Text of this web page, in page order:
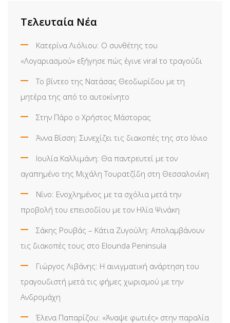
Τελευταία Νέα
Κατερίνα Λιόλιου: Ο συνθέτης του
«Λογαριασμού» εξήγησε πώς έγινε viral το τραγούδι
Το βίντεο της Νατάσας Θεοδωρίδου με τη
μητέρα της από το αυτοκίνητο
Στην Πάρο ο Χρήστος Μάστορας
Άννα Βίσση: Συνεχίζει τις διακοπές της στο Ιόνιο
Ιουλία Καλλιμάνη: Θα παντρευτεί με τον
αγαπημένο της Μιχάλη Τουρατζίδη στη Θεσσαλονίκη
Νίνο: Ενοχλημένος με τα σχόλια μετά την
προβολή του επεισοδίου με τον Ηλία Ψινάκη
Σάκης Ρουβάς – Κάτια Ζυγούλη: Απολαμβάνουν
τις διακοπές τους στο Elounda Peninsula
Γιώργος Λιβάνης: Η αινιγματική ανάρτηση του
τραγουδιστή μετά τις φήμες χωρισμού με την
Ανδρομάχη
Έλενα Παπαρίζου: «Άναψε φωτιές» στην παραλία